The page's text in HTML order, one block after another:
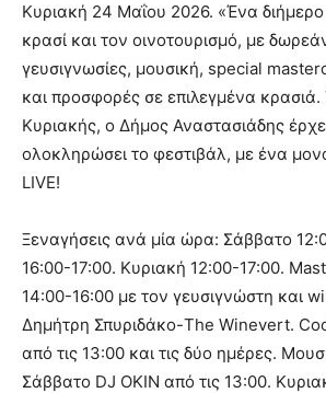
Κυριακή 24 Μαΐου 2026. «Ένα
κρασί και τον οινοτουρισμό, με
γευσιγνωσίες, μουσική, special
και προσφορές σε επιλεγμένα
Κυριακής, ο Δήμος Αναστασιάδης
ολοκληρώσει το φεστιβάλ, με ένα
LIVE!
Ξεναγήσεις ανά μία ώρα: Σάββατο
16:00-17:00. Κυριακή 12:00-17:00.
14:00-16:00 με τον γευσιγνώστη και
Δημήτρη Σπυριδάκο-The Winevert.
από τις 13:00 και τις δύο ημέρες.
Σάββατο DJ OKIN από τις 13:00.